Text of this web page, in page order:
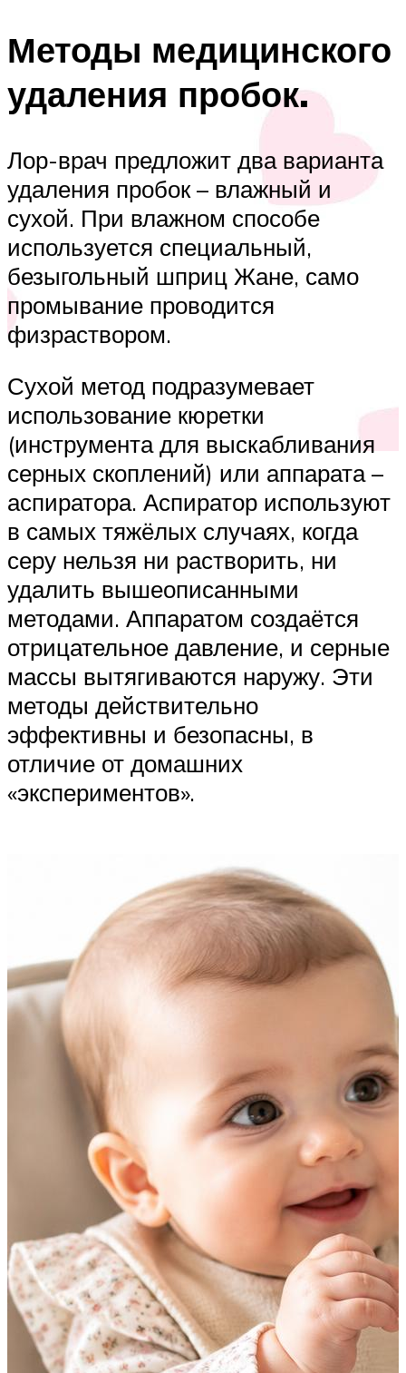
Методы медицинского
удаления пробок.
Лор-врач предложит два варианта
удаления пробок – влажный и
сухой. При влажном способе
используется специальный,
безыгольный шприц Жане, само
промывание проводится
физраствором.
Сухой метод подразумевает
использование кюретки
(инструмента для выскабливания
серных скоплений) или аппарата –
аспиратора. Аспиратор используют
в самых тяжёлых случаях, когда
серу нельзя ни растворить, ни
удалить вышеописанными
методами. Аппаратом создаётся
отрицательное давление, и серные
массы вытягиваются наружу. Эти
методы действительно
эффективны и безопасны, в
отличие от домашних
«экспериментов».